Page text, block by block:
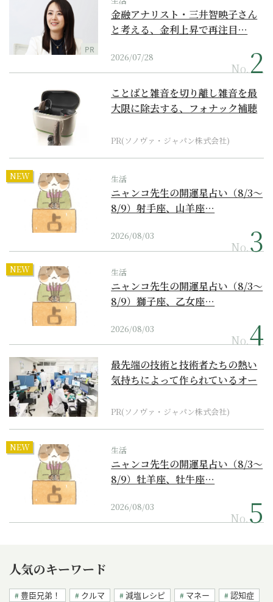
PR
金融アナリスト・三井智映子さん
と考える、金利上昇で再注目…
2026/07/28
No.
ことばと雑音を切り離し雑音を最
大限に除去する、フォナック補聴
PR(ソノヴァ・ジャパン株式会社)
NEW 生活
ニャンコ先生の開運星占い（8/3～
8/9）射手座、山羊座…
2026/08/03
No.
NEW 生活
ニャンコ先生の開運星占い（8/3～
8/9）獅子座、乙女座…
2026/08/03
No.
最先端の技術と技術者たちの熱い
気持ちによって作られているオー
PR(ソノヴァ・ジャパン株式会社)
NEW 生活
ニャンコ先生の開運星占い（8/3～
8/9）牡羊座、牡牛座…
2026/08/03
No.
人気のキーワード
豊臣兄弟！ クルマ 減塩レシピ マネー
認知症